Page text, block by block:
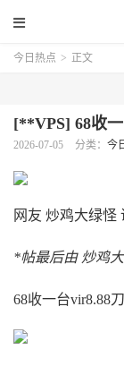
今日热点 > 正文
[**VPS] 68收
2026-07-05 分类： 今
网友 炒鸡大绿怪
*帖最后由 炒鸡
68收一台vir8.88